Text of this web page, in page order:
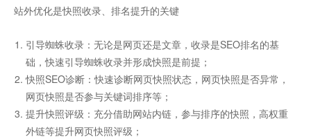
站外优化是快照收录、排名提升的关键
引导蜘蛛收录：无论是网页还是文章，收录是SEO排名的基
础，快速引导蜘蛛收录并形成快照是前提；
快照SEO诊断：快速诊断网页快照状态，网页快照是否异常，
网页快照是否参与关键词排序等；
提升快照评级：充分借助网站内链，参与排序的快照，高权重
外链等提升网页快照评级；